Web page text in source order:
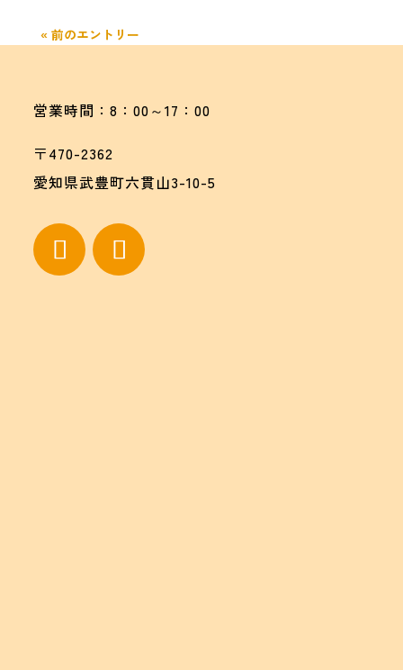
« 前のエントリー
営業時間：8：00～17：00
〒470-2362
愛知県武豊町六貫山3-10-5